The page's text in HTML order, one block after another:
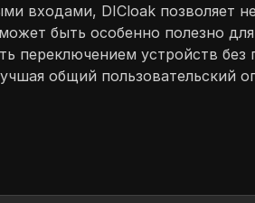
входами, DICloak позволяет
быть особенно полезно
переключением устройств без
общий пользовательский